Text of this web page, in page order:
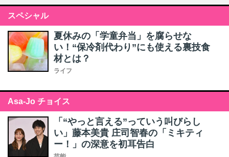
スペシャル
夏休みの「学童弁当」を腐らせな
い！“保冷剤代わり”にも使える裏技食
材とは？
ライフ
Asa-Jo チョイス
「“やっと言える”っていう叫びらし
い」藤本美貴 庄司智春の「ミキティ
ー！」の深意を初耳告白